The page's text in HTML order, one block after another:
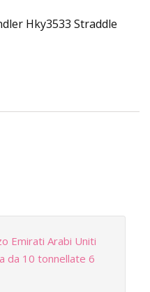
Emirati Arabi Uniti
da 10 tonnellate 6